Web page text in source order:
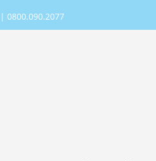
| 0800.090.2077